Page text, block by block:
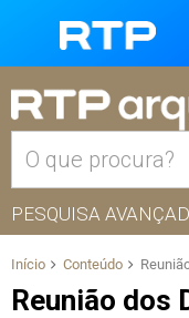
PESQUISA
Início Conteúdo
Reunião dos